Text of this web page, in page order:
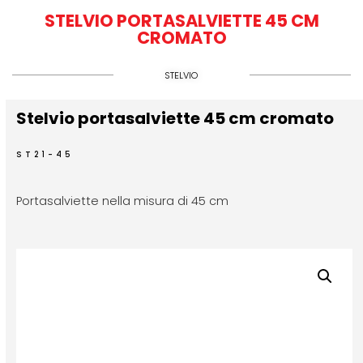
STELVIO PORTASALVIETTE 45 CM
CROMATO
STELVIO
Stelvio portasalviette 45 cm cromato
ST21-45
Portasalviette nella misura di 45 cm